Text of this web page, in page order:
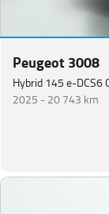
Peugeot 3008
Hybrid 145 e-DCS6
2025 -20 743 km